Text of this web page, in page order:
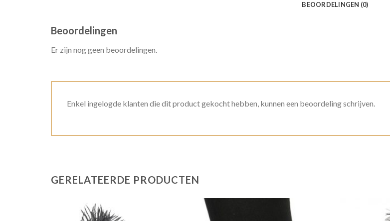
BEOORDELINGEN (0)
Beoordelingen
Er zijn nog geen beoordelingen.
Enkel ingelogde klanten die dit product gekocht hebben, kunnen een beoordeling schrijven.
GERELATEERDE PRODUCTEN